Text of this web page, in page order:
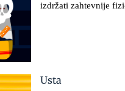
izdržati zahtevnije
Usta